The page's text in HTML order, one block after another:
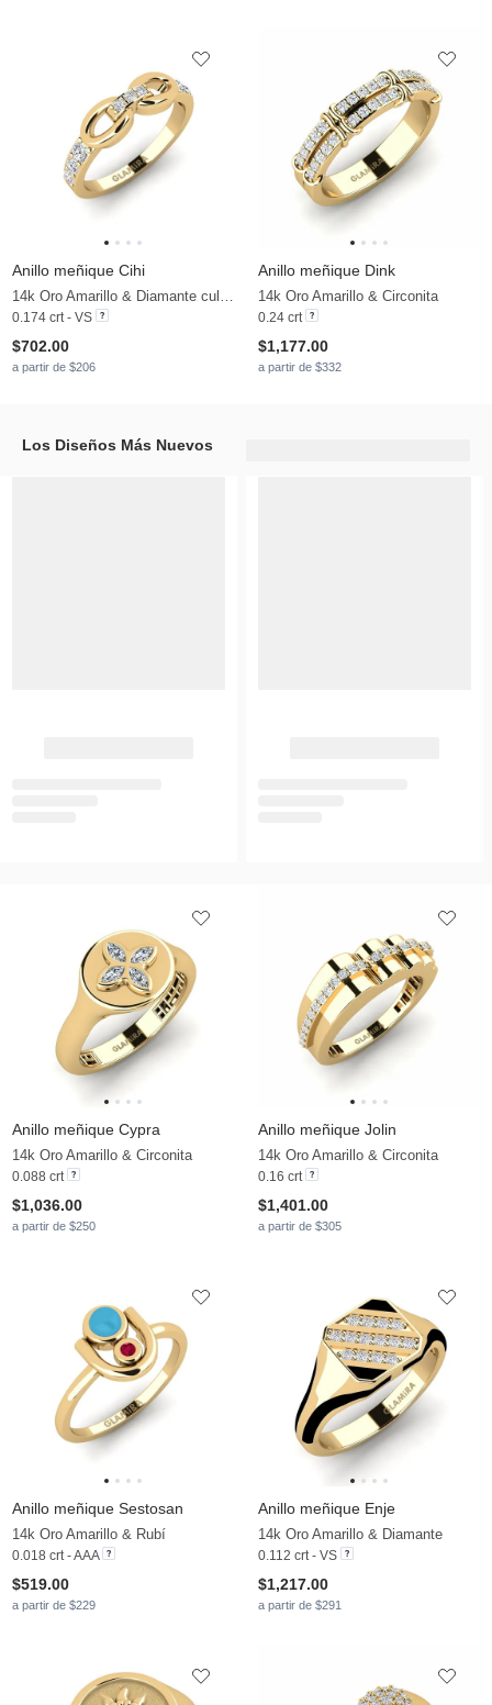
Anillo meñique Cihi
0.174 crt - VS
$702.00
a partir de $206
Anillo meñique Dink
14k Oro Amarillo & Circonita
0.24 crt
$1,177.00
a partir de $332
Los Diseños Más Nuevos
Anillo meñique Cypra
14k Oro Amarillo & Circonita
0.088 crt
$1,036.00
a partir de $250
Anillo meñique Jolin
14k Oro Amarillo & Circonita
0.16 crt
$1,401.00
a partir de $305
Anillo meñique Sestosan
14k Oro Amarillo & Rubí
0.018 crt - AAA
$519.00
a partir de $229
Anillo meñique Enje
14k Oro Amarillo & Diamante
0.112 crt - VS
$1,217.00
a partir de $291